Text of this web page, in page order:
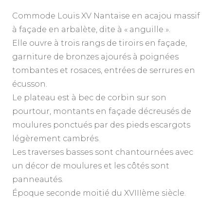
Commode Louis XV Nantaise en acajou massif
à façade en arbalète, dite à « anguille ».
Elle ouvre à trois rangs de tiroirs en façade,
garniture de bronzes ajourés à poignées
tombantes et rosaces, entrées de serrures en
écusson.
Le plateau est à bec de corbin sur son
pourtour, montants en façade décreusés de
moulures ponctués par des pieds escargots
légèrement cambrés.
Les traverses basses sont chantournées avec
un décor de moulures et les côtés sont
panneautés.
Époque seconde moitié du XVIIIème siècle.